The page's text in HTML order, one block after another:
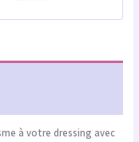
à votre dressing avec